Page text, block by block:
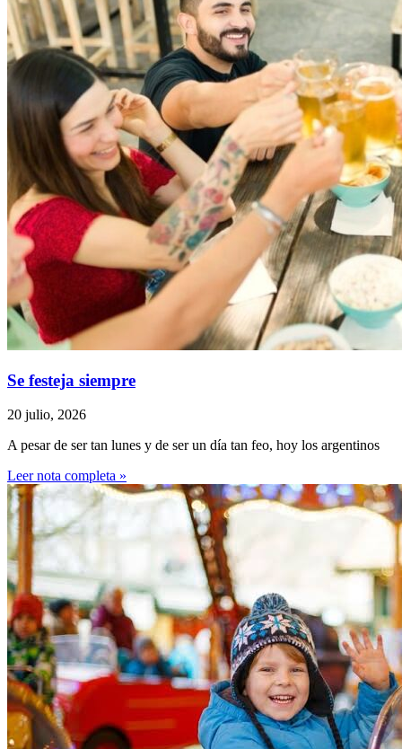
Se festeja siempre
20 julio, 2026
A pesar de ser tan lunes y de ser un día tan feo, hoy los argentinos
Leer nota completa »